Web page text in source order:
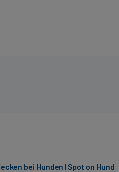
bei Hunden | Spot on Hund